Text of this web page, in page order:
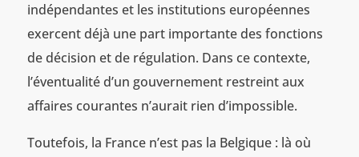
indépendantes et les institutions européennes
exercent déjà une part importante des fonctions
de décision et de régulation. Dans ce contexte,
l’éventualité d’un gouvernement restreint aux
affaires courantes n’aurait rien d’impossible.
Toutefois, la France n’est pas la Belgique : là où